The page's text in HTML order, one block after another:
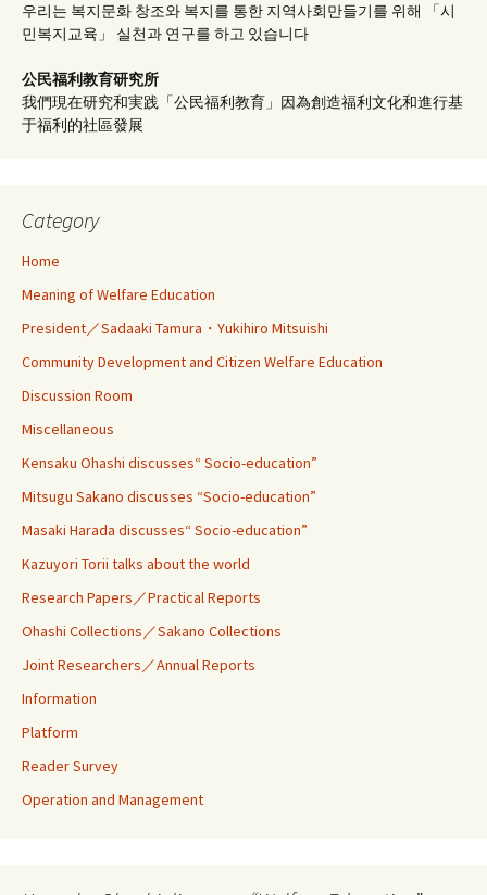
우리는 복지문화 창조와 복지를 통한 지역사회만들기를 위해 「시
민복지교육」 실천과 연구를 하고 있습니다
公民福利教育研究所
我們現在研究和実践「公民福利教育」因為創造福利文化和進行基
于福利的社區發展
Category
Home
Meaning of Welfare Education
President／Sadaaki Tamura・Yukihiro Mitsuishi
Community Development and Citizen Welfare Education
Discussion Room
Miscellaneous
Kensaku Ohashi discusses“ Socio-education”
Mitsugu Sakano discusses “Socio-education”
Masaki Harada discusses“ Socio-education”
Kazuyori Torii talks about the world
Research Papers／Practical Reports
Ohashi Collections／Sakano Collections
Joint Researchers／Annual Reports
Information
Platform
Reader Survey
Operation and Management